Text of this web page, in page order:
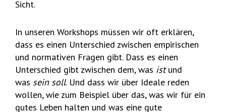
Sicht.
In unseren Workshops müssen wir oft erklären,
dass es einen Unterschied zwischen empirischen
und normativen Fragen gibt. Dass es einen
Unterschied gibt zwischen dem, was istund
was sein soll. Und dass wir über Ideale reden
wollen, wie zum Beispiel über das, was wir für ein
gutes Leben halten und was eine gute